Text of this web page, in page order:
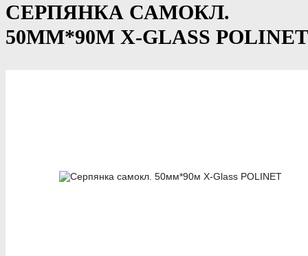
СЕРПЯНКА САМОКЛ.
50ММ*90М X-GLASS POLINET